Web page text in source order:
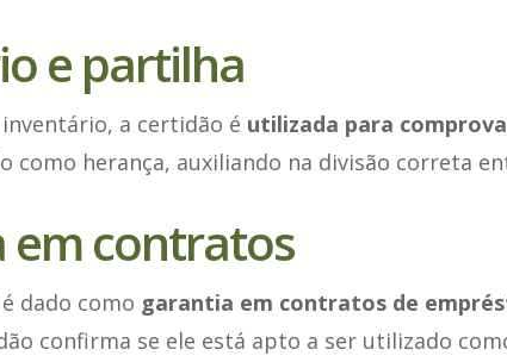
e partilha
a certidão é utilizada para
como herança, auxiliando na divisão correta
em contratos
dado como garantia em contratos de
confirma se ele está apto a ser utilizado